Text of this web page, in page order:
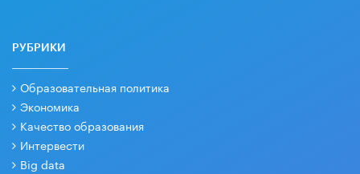
РУБРИКИ
Образовательная политика
Экономика
Качество образования
Интервести
Big data